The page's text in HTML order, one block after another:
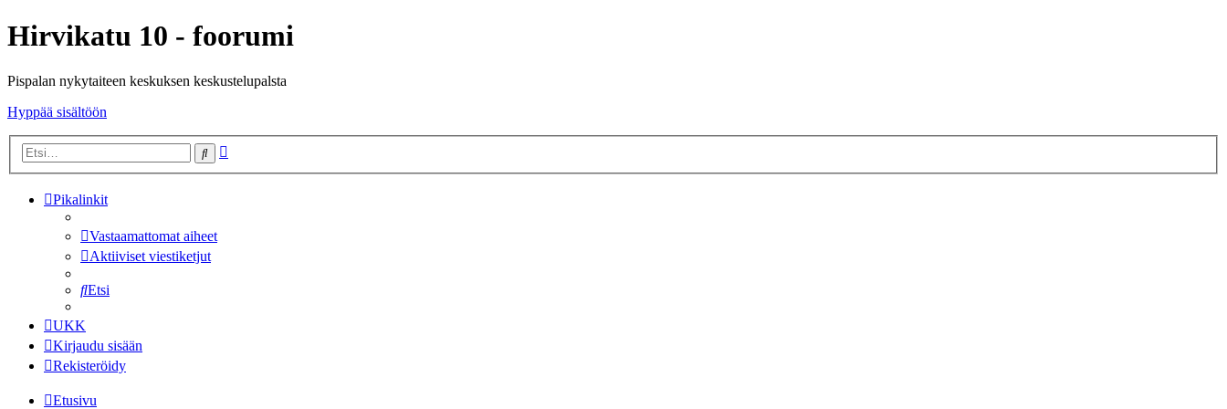
Hirvikatu 10 - foorumi
Pispalan nykytaiteen keskuksen keskustelupalsta
Hyppää sisältöön
Etsi
Pikalinkit
Vastaamattomat aiheet
Aktiiviset viestiketjut
Etsi
UKK
Kirjaudu sisään
Rekisteröidy
Etusivu